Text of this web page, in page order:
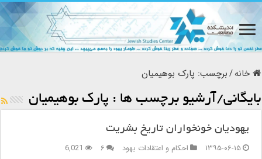
خانه/برچسب: پارک بوهیمیان
بایگانی/آرشیو برچسب ها : پارک بوهیمیان
یهودیان خونخواران تاریخ بشریت
۱۳۹۵-۰۶-۱۵
احکام و اعتقادات یهود ۶ 6,021